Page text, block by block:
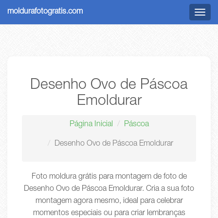
Menu
moldurafotogratis.com
Desenho Ovo de Páscoa
Emoldurar
Página Inicial Páscoa
Desenho Ovo de Páscoa Emoldurar
Foto moldura grátis para montagem de foto de
Desenho Ovo de Páscoa Emoldurar. Cria a sua foto
montagem agora mesmo, ideal para celebrar
momentos especiais ou para criar lembranças